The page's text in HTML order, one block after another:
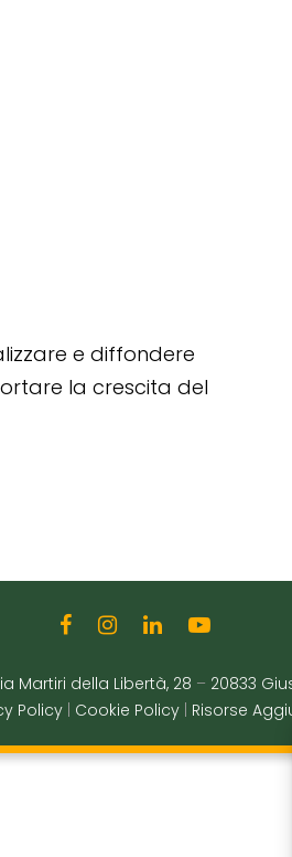
e diffondere
la crescita del
Martiri della Libertà, 28 – 20833
Policy
Cookie Policy Risorse